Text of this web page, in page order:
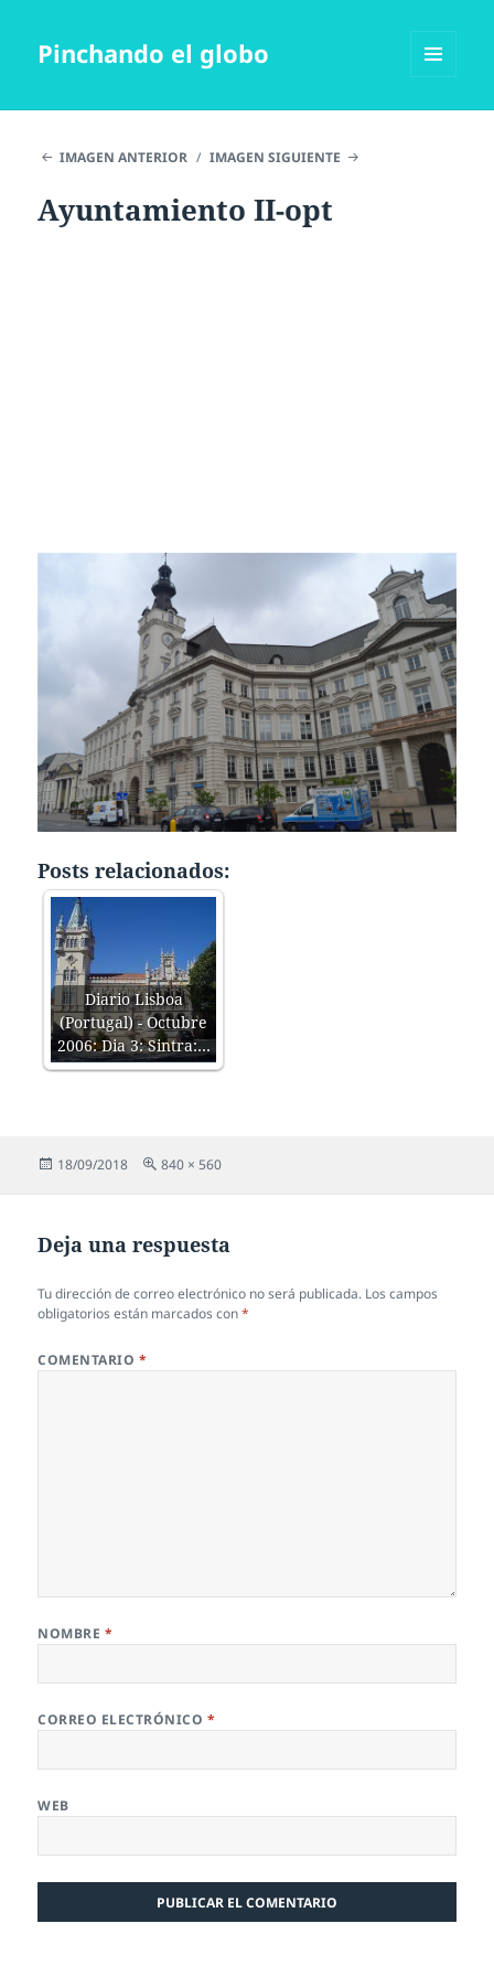
Pinchando el globo
IMAGEN ANTERIOR
IMAGEN SIGUIENTE
Ayuntamiento II-opt
Posts relacionados:
Diario Lisboa
(Portugal) - Octubre
2006: Dia 3: Sintra:…
Publicado
18/09/2018
Tamaño
840 × 560
Deja una respuesta
Tu dirección de correo electrónico no será publicada. Los campos
obligatorios están marcados con*
COMENTARIO *
NOMBRE *
CORREO ELECTRÓNICO *
WEB